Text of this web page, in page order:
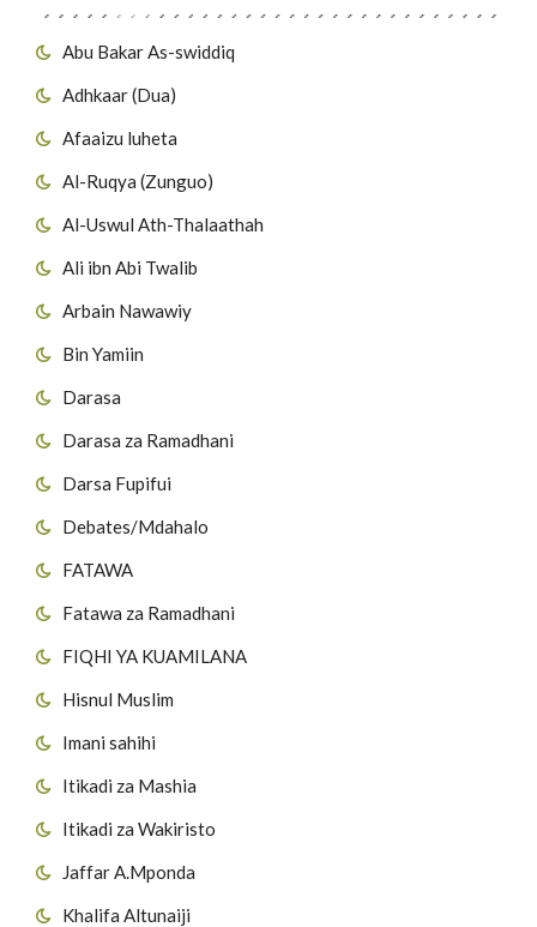
Abu Bakar As-swiddiq
Adhkaar (Dua)
Afaaizu luheta
Al-Ruqya (Zunguo)
Al-Uswul Ath-Thalaathah
Ali ibn Abi Twalib
Arbain Nawawiy
Bin Yamiin
Darasa
Darasa za Ramadhani
Darsa Fupifui
Debates/Mdahalo
FATAWA
Fatawa za Ramadhani
FIQHI YA KUAMILANA
Hisnul Muslim
Imani sahihi
Itikadi za Mashia
Itikadi za Wakiristo
Jaffar A.Mponda
Khalifa Altunaiji